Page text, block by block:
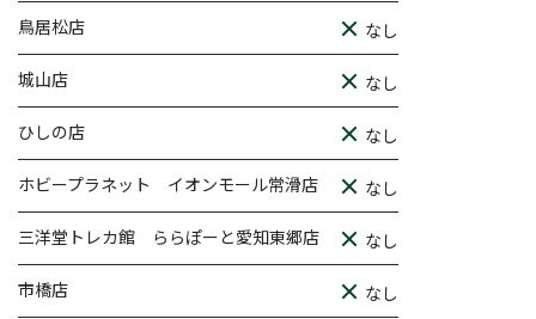
鳥居松店 なし
城山店 なし
ひしの店 なし
ホビープラネット イオンモール常滑店 なし
三洋堂トレカ館 ららぽーと愛知東郷店 なし
市橋店 なし